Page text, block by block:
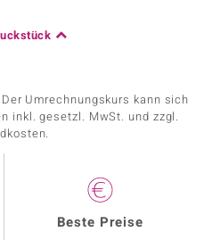
Umrechnungskurs kann sich
inkl. gesetzl. MwSt. und zzgl.
Beste Preise